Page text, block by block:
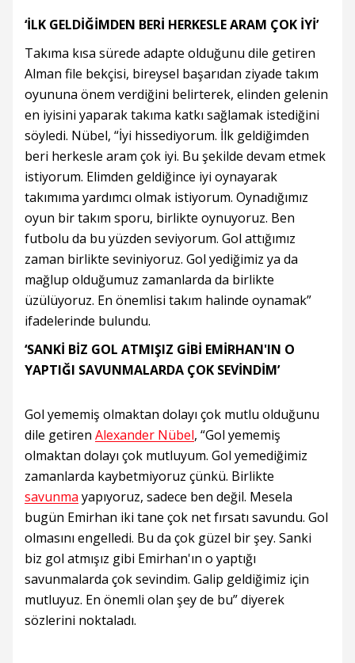
‘İLK GELDİĞİMDEN BERİ HERKESLE ARAM ÇOK İYİ’
Takıma kısa sürede adapte olduğunu dile getiren
Alman file bekçisi, bireysel başarıdan ziyade takım
oyununa önem verdiğini belirterek, elinden gelenin
en iyisini yaparak takıma katkı sağlamak istediğini
söyledi. Nübel, “İyi hissediyorum. İlk geldiğimden
beri herkesle aram çok iyi. Bu şekilde devam etmek
istiyorum. Elimden geldiğince iyi oynayarak
takımıma yardımcı olmak istiyorum. Oynadığımız
oyun bir takım sporu, birlikte oynuyoruz. Ben
futbolu da bu yüzden seviyorum. Gol attığımız
zaman birlikte seviniyoruz. Gol yediğimiz ya da
mağlup olduğumuz zamanlarda da birlikte
üzülüyoruz. En önemlisi takım halinde oynamak”
ifadelerinde bulundu.
‘SANKİ BİZ GOL ATMIŞIZ GİBİ EMİRHAN'IN O
YAPTIĞI SAVUNMALARDA ÇOK SEVİNDİM’
Gol yememiş olmaktan dolayı çok mutlu olduğunu
dile getiren Alexander Nübel, “Gol yememiş
olmaktan dolayı çok mutluyum. Gol yemediğimiz
zamanlarda kaybetmiyoruz çünkü. Birlikte
savunma yapıyoruz, sadece ben değil. Mesela
bugün Emirhan iki tane çok net fırsatı savundu. Gol
olmasını engelledi. Bu da çok güzel bir şey. Sanki
biz gol atmışız gibi Emirhan'ın o yaptığı
savunmalarda çok sevindim. Galip geldiğimiz için
mutluyuz. En önemli olan şey de bu” diyerek
sözlerini noktaladı.